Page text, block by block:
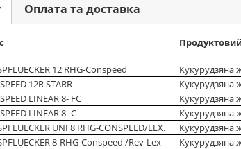
Оплата та доставка
12 RHG-Conspeed
Кукурудзяна
12R STARR
Кукурудзяна
LINEAR 8- FC
Кукурудзяна
LINEAR 8- C
Кукурудзяна
UNI 8 RHG-CONSPEED/LEX.
Кукурудзяна
8-RHG-Conspeed /Rev-Lex
Кукурудзяна